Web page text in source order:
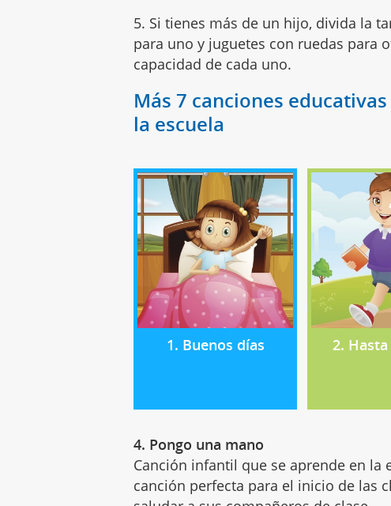
5. Si tienes más de un hijo, divida la
para uno y juguetes con ruedas para
capacidad de cada uno.
Más 7 canciones
la escuela
1. Buenos días 2.
4. Pongo una mano
Canción infantil que se aprende en la
canción perfecta para el inicio de las